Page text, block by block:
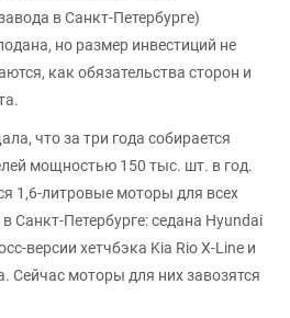
в Санкт-Петербурге)
но размер инвестиций не
как обязательства сторон и
что за три года собирается
мощностью 150 тыс. шт. в год.
1,6-литровые моторы для всех
Санкт-Петербурге: седана Hyundai
версии хетчбэка Kia Rio X-Line и
Сейчас моторы для них завозятся